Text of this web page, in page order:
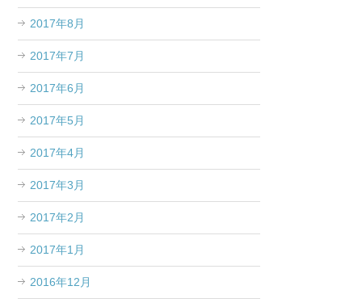
2017年8月
2017年7月
2017年6月
2017年5月
2017年4月
2017年3月
2017年2月
2017年1月
2016年12月